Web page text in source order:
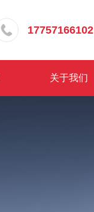
17757166102
关于我们